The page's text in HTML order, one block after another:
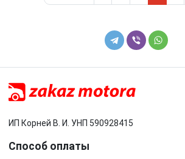
ИП Корней В. И. УНП 590928415
Способ оплаты